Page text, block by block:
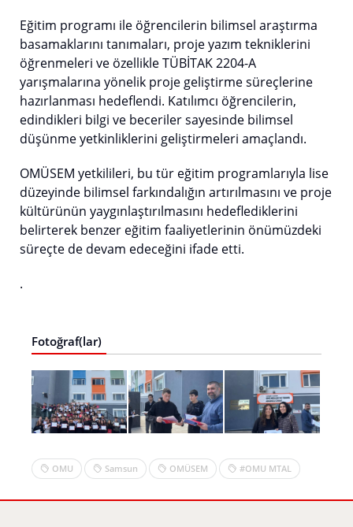
Eğitim programı ile öğrencilerin bilimsel araştırma
basamaklarını tanımaları, proje yazım tekniklerini
öğrenmeleri ve özellikle TÜBİTAK 2204-A
yarışmalarına yönelik proje geliştirme süreçlerine
hazırlanması hedeflendi. Katılımcı öğrencilerin,
edindikleri bilgi ve beceriler sayesinde bilimsel
düşünme yetkinliklerini geliştirmeleri amaçlandı.
OMÜSEM yetkilileri, bu tür eğitim programlarıyla lise
düzeyinde bilimsel farkındalığın artırılmasını ve proje
kültürünün yaygınlaştırılmasını hedeflediklerini
belirterek benzer eğitim faaliyetlerinin önümüzdeki
süreçte de devam edeceğini ifade etti.
.
Fotoğraf(lar)
OMU Samsun OMÜSEM #OMU MTAL